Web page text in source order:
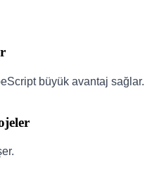
büyük avantaj sağlar.